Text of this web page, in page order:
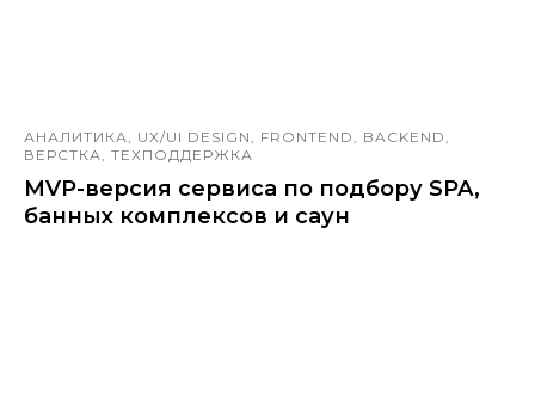
АНАЛИТИКА, UX/UI DESIGN, FRONTEND, BACKEND,
ВЕРСТКА, ТЕХПОДДЕРЖКА
MVP-версия сервиса по подбору SPA,
банных комплексов и саун